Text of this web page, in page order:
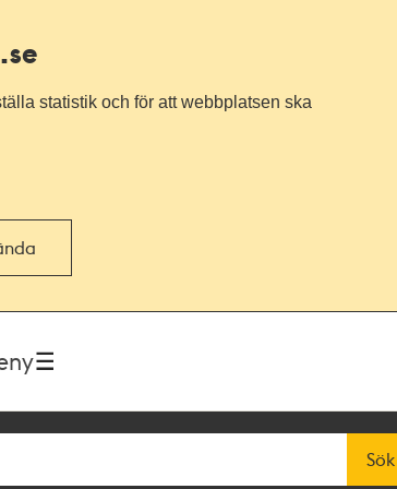
statistik och för att webbplatsen ska
Sök